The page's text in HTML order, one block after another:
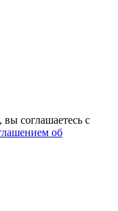
соглашаетесь с
об